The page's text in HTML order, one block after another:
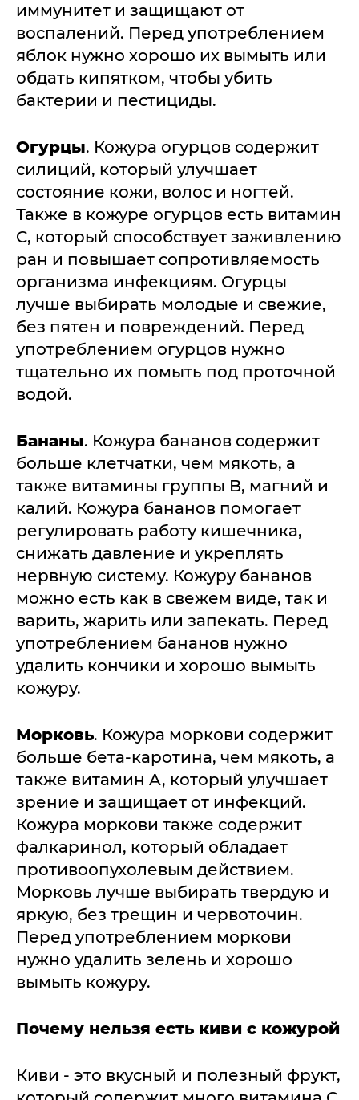
иммунитет и защищают от
воспалений. Перед употреблением
яблок нужно хорошо их вымыть или
обдать кипятком, чтобы убить
бактерии и пестициды.
Огурцы. Кожура огурцов содержит
силиций, который улучшает
состояние кожи, волос и ногтей.
Также в кожуре огурцов есть витамин
C, который способствует заживлению
ран и повышает сопротивляемость
организма инфекциям. Огурцы
лучше выбирать молодые и свежие,
без пятен и повреждений. Перед
употреблением огурцов нужно
тщательно их помыть под проточной
водой.
Бананы. Кожура бананов содержит
больше клетчатки, чем мякоть, а
также витамины группы B, магний и
калий. Кожура бананов помогает
регулировать работу кишечника,
снижать давление и укреплять
нервную систему. Кожуру бананов
можно есть как в свежем виде, так и
варить, жарить или запекать. Перед
употреблением бананов нужно
удалить кончики и хорошо вымыть
кожуру.
Морковь. Кожура моркови содержит
больше бета-каротина, чем мякоть, а
также витамин A, который улучшает
зрение и защищает от инфекций.
Кожура моркови также содержит
фалкаринол, который обладает
противоопухолевым действием.
Морковь лучше выбирать твердую и
яркую, без трещин и червоточин.
Перед употреблением моркови
нужно удалить зелень и хорошо
вымыть кожуру.
Почему нельзя есть киви с кожурой
Киви - это вкусный и полезный фрукт,